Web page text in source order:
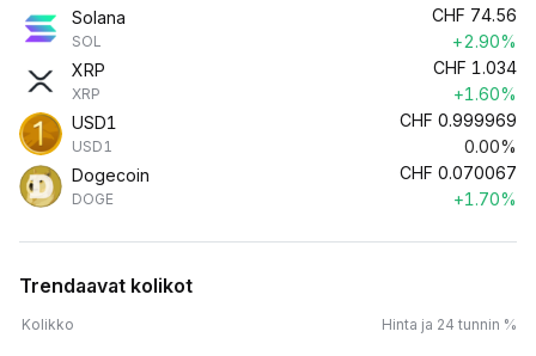
Solana
SOL
CHF 74.56
+2.90%
XRP
XRP
CHF 1.034
+1.60%
USD1
USD1
CHF 0.999969
0.00%
Dogecoin
DOGE
CHF 0.070067
+1.70%
Trendaavat kolikot
Kolikko Hinta ja 24 tunnin %